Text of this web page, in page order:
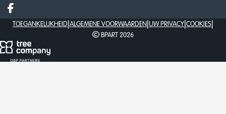
Deel op facebook
TOEGANKELIJKHEID ALGEMENE VOORWAARDEN UW PRIVACY COOKIES
BPART 2026